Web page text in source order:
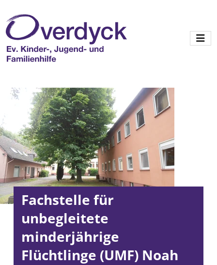
Fachstelle für
unbegleitete
minderjährige
Flüchtlinge (UMF) Noah